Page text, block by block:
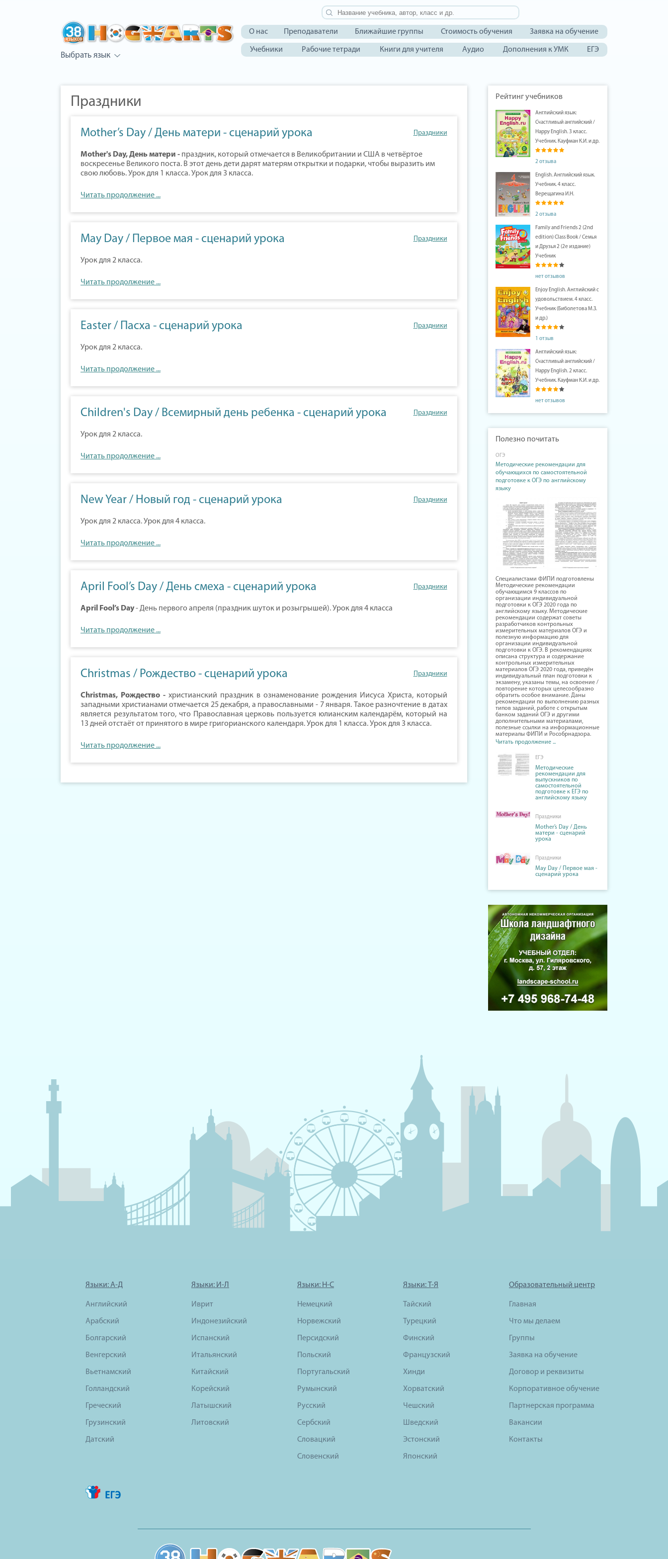
Выбрать язык
О нас Преподаватели Ближайшие группы Стоимость обучения Заявка на обучение
Учебники Рабочие тетради Книги для учителя Аудио Дополнения к УМК ЕГЭ
Праздники
Mother’s Day / День матери - сценарий урока Праздники
Mother's Day, День матери - праздник, который отмечается в Великобритании и США в четвёртое
воскресенье Великого поста. В этот день дети дарят матерям открытки и подарки, чтобы выразить им
свою любовь. Урок для 1 класса. Урок для 3 класса.
Читать продолжение ...
May Day / Первое мая - сценарий урока Праздники
Урок для 2 класса.
Читать продолжение ...
Easter / Пасха - сценарий урока Праздники
Урок для 2 класса.
Читать продолжение ...
Children's Day / Всемирный день ребенка - сценарий урока Праздники
Урок для 2 класса.
Читать продолжение ...
New Year / Новый год - сценарий урока Праздники
Урок для 2 класса. Урок для 4 класса.
Читать продолжение ...
April Fool’s Day / День смеха - сценарий урока Праздники
April Fool’s Day- День первого апреля (праздник шуток и розыгрышей). Урок для 4 класса
Читать продолжение ...
Christmas / Рождество - сценарий урока Праздники
Christmas, Рождество - христианский праздник в ознаменование рождения Иисуса Христа, который
западными христианами отмечается 25 декабря, а православными - 7 января. Такое разночтение в датах
является результатом того, что Православная церковь пользуется юлианским календарём, который на
13 дней отстаёт от принятого в мире григорианского календаря. Урок для 1 класса. Урок для 3 класса.
Читать продолжение ...
Рейтинг учебников
Английский язык:
Счастливый английский /
Happy English. 3 класс.
Учебник. Кауфман К.И. и др.
2 отзыва
English. Английский язык.
Учебник. 4 класс.
Верещагина И.Н.
2 отзыва
Family and Friends 2 (2nd
edition) Class Book / Семья
и Друзья 2 (2е издание)
Учебник
нет отзывов
Enjoy English. Английский с
удовольствием. 4 класс.
Учебник (Биболетова М.З.
и др.)
1 отзыв
Английский язык:
Счастливый английский /
Happy English. 2 класс.
Учебник. Кауфман К.И. и др.
нет отзывов
Полезно почитать
ОГЭ
Методические рекомендации для
обучающихся по самостоятельной
подготовке к ОГЭ по английскому
языку
Специалистами ФИПИ подготовлены
Методические рекомендации
обучающимся 9 классов по
организации индивидуальной
подготовки к ОГЭ 2020 года по
английскому языку. Методические
рекомендации содержат советы
разработчиков контрольных
измерительных материалов ОГЭ и
полезную информацию для
организации индивидуальной
подготовки к ОГЭ. В рекомендациях
описана структура и содержание
контрольных измерительных
материалов ОГЭ 2020 года, приведён
индивидуальный план подготовки к
экзамену, указаны темы, на освоение /
повторение которых целесообразно
обратить особое внимание. Даны
рекомендации по выполнению разных
типов заданий, работе с открытым
банком заданий ОГЭ и другими
дополнительными материалами,
полезные ссылки на информационные
материалы ФИПИ и Рособрнадзора.
Читать продолжение ...
ЕГЭ
Методические
рекомендации для
выпускников по
самостоятельной
подготовке к ЕГЭ по
английскому языку
Праздники
Mother’s Day / День
матери - сценарий
урока
Праздники
May Day / Первое мая -
сценарий урока
Языки: А-Д
Английский
Арабский
Болгарский
Венгерский
Вьетнамский
Голландский
Греческий
Грузинский
Датский
Языки: И-Л
Иврит
Индонезийский
Испанский
Итальянский
Китайский
Корейский
Латышский
Литовский
Языки: Н-С
Немецкий
Норвежский
Персидский
Польский
Португальский
Румынский
Русский
Сербский
Словацкий
Словенский
Языки: Т-Я
Тайский
Турецкий
Финский
Французский
Хинди
Хорватский
Чешский
Шведский
Эстонский
Японский
Образовательный центр
Главная
Что мы делаем
Группы
Заявка на обучение
Договор и реквизиты
Корпоративное обучение
Партнерская программа
Вакансии
Контакты